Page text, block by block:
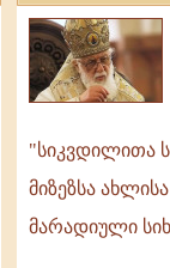
"სიკვდილითა
მიზეზსა
მარადიული